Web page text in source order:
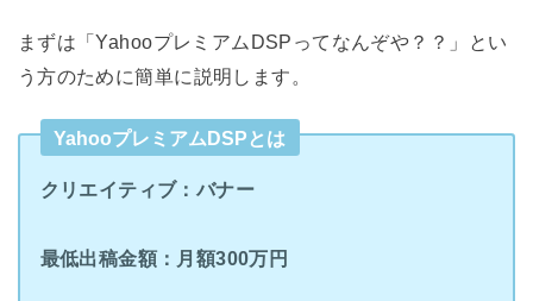
まずは「YahooプレミアムDSPってなんぞや？？」とい
う方のために簡単に説明します。
YahooプレミアムDSPとは
クリエイティブ：バナー
最低出稿金額：月額300万円